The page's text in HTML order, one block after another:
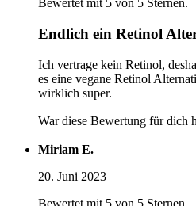
Bewertet mit 5 von 5 Sternen.
Endlich ein Retinol
Ich vertrage kein Retinol,
es eine vegane Retinol
wirklich super.
War diese Bewertung für dich
Miriam E.
20. Juni 2023
Bewertet mit 5 von 5 Sternen.